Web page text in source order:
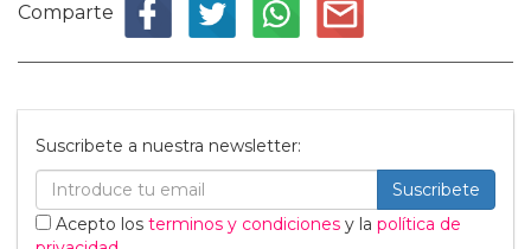
Comparte
Suscribete a nuestra newsletter:
Suscribete
Acepto los terminos y condiciones y la política de